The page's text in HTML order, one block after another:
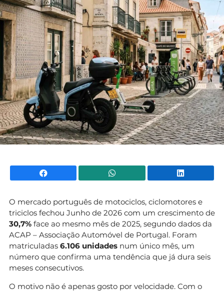
Facebook WhatsApp
O mercado português de motociclos, ciclomotores e
triciclos fechou Junho de 2026 com um crescimento de
30,7% face ao mesmo mês de 2025, segundo dados da
ACAP – Associação Automóvel de Portugal. Foram
matriculadas 6.106 unidades num único mês, um
número que confirma uma tendência que já dura seis
meses consecutivos.
O motivo não é apenas gosto por velocidade. Com o